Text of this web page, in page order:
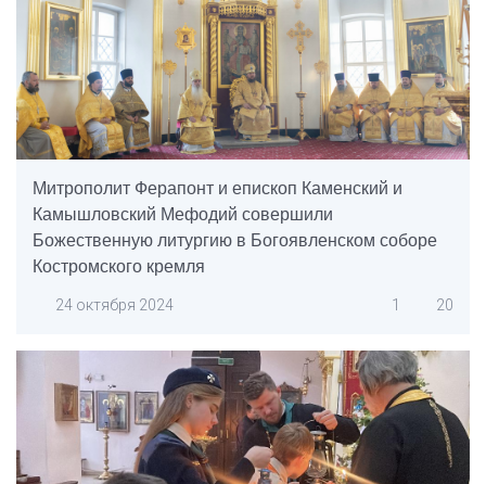
Митрополит Ферапонт и епископ Каменский и
Камышловский Мефодий совершили
Божественную литургию в Богоявленском соборе
Костромского кремля
24 октября 2024 1 20